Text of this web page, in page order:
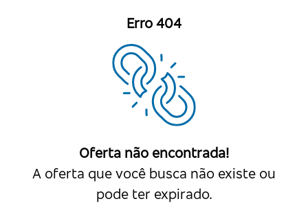
Erro 404
Oferta não encontrada!
A oferta que você busca não existe ou
pode ter expirado.